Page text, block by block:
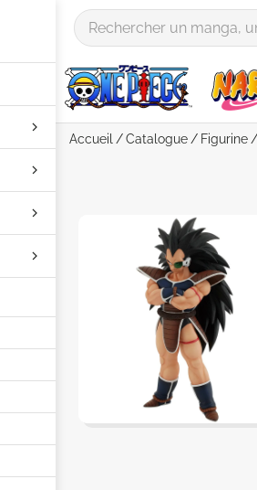
Accueil Catalogue Figurine